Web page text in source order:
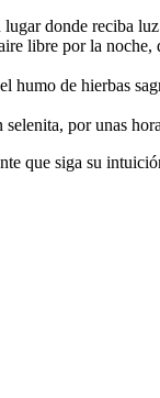
donde reciba
libre por la
humo de hierbas
por unas
que siga su